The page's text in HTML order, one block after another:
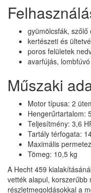
gyümölcsfák,
kertészeti és
poros felületek
avarfújás,
Műszaki
Motor típusa: 2
Hengerűrtartalom:
Teljesítmény: 3,6
Tartály térfogata:
Maximális
Tömeg: 10,5 kg
A Hecht 459
vették alapul, korszerűbb
részletmegoldásokkal a